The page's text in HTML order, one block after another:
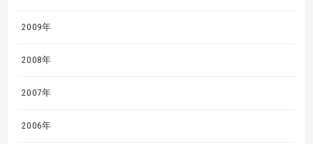
2009年
2008年
2007年
2006年